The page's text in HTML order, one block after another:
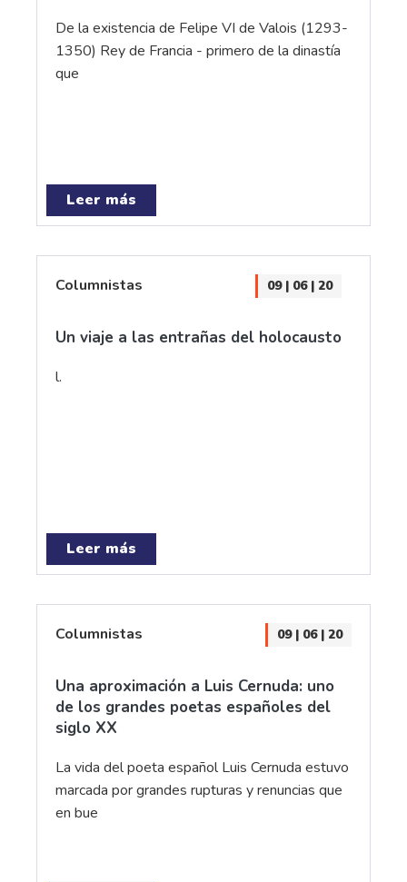
De la existencia de Felipe VI de Valois (1293-
1350) Rey de Francia - primero de la dinastía
que
Leer más
Columnistas 09 | 06 | 20
Un viaje a las entrañas del holocausto
l.
Leer más
Columnistas 09 | 06 | 20
Una aproximación a Luis Cernuda: uno
de los grandes poetas españoles del
siglo XX
La vida del poeta español Luis Cernuda estuvo
marcada por grandes rupturas y renuncias que
en bue